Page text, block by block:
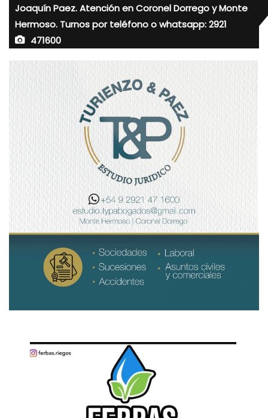
Joaquín Paez. Atención en Coronel Dorrego y Monte
Hermoso. Turnos por teléfono o whatsapp: 2921
471600